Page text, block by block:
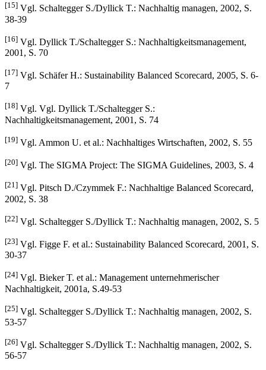
[15] Vgl. Schaltegger S./Dyllick T.: Nachhaltig managen, 2002, S.
38-39
[16] Vgl. Dyllick T./Schaltegger S.: Nachhaltigkeitsmanagement,
2001, S. 70
[17] Vgl. Schäfer H.: Sustainability Balanced Scorecard, 2005, S. 6-
7
[18] Vgl. Vgl. Dyllick T./Schaltegger S.:
Nachhaltigkeitsmanagement, 2001, S. 74
[19] Vgl. Ammon U. et al.: Nachhaltiges Wirtschaften, 2002, S. 55
[20] Vgl. The SIGMA Project: The SIGMA Guidelines, 2003, S. 4
[21] Vgl. Pitsch D./Czymmek F.: Nachhaltige Balanced Scorecard,
2002, S. 38
[22] Vgl. Schaltegger S./Dyllick T.: Nachhaltig managen, 2002, S. 5
[23] Vgl. Figge F. et al.: Sustainability Balanced Scorecard, 2001, S.
30-37
[24] Vgl. Bieker T. et al.: Management unternehmerischer
Nachhaltigkeit, 2001a, S.49-53
[25] Vgl. Schaltegger S./Dyllick T.: Nachhaltig managen, 2002, S.
53-57
[26] Vgl. Schaltegger S./Dyllick T.: Nachhaltig managen, 2002, S.
56-57